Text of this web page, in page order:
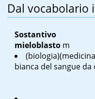
Dal vocabolario
Sostantivo
mieloblasto m
bianca del sangue